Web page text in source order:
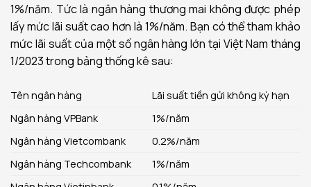
1%/năm. Tức là ngân hàng thương mai không được phép
lấy mức lãi suất cao hơn là 1%/năm. Bạn có thể tham khảo
mức lãi suất của một số ngân hàng lớn tại Việt Nam tháng
1/2023 trong bảng thống kê sau:
Tên ngân hàng
Lãi suất tiền gửi không kỳ hạn
Ngân hàng VPBank
1%/năm
Ngân hàng Vietcombank
0.2%/năm
Ngân hàng Techcombank
1%/năm